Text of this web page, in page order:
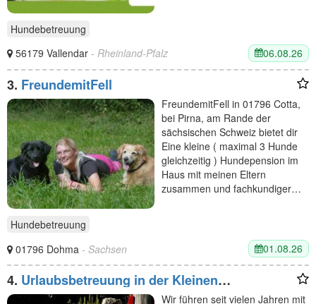
Hundebetreuung
56179 Vallendar - Rheinland-Pfalz 06.08.26
3. FreundemitFell
FreundemitFell in 01796 Cotta,
bei Pirna, am Rande der
sächsischen Schweiz bietet dir
Eine kleine ( maximal 3 Hunde
gleichzeitig ) Hundepension im
Haus mit meinen Eltern
zusammen und fachkundiger…
Hundebetreuung
01796 Dohma - Sachsen 01.08.26
4. Urlaubsbetreuung in der Kleinen
Hundepension
Wir führen seit vielen Jahren mit